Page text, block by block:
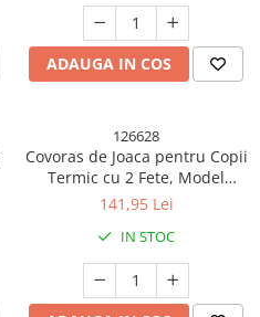
ADAUGA IN COS
126628
Covoras de Joaca pentru Copii
Termic cu 2 Fete, Model
Girafe si Pinguini, cu Spuma,
200cm x 180cm x 1cm
141,95 Lei
IN STOC